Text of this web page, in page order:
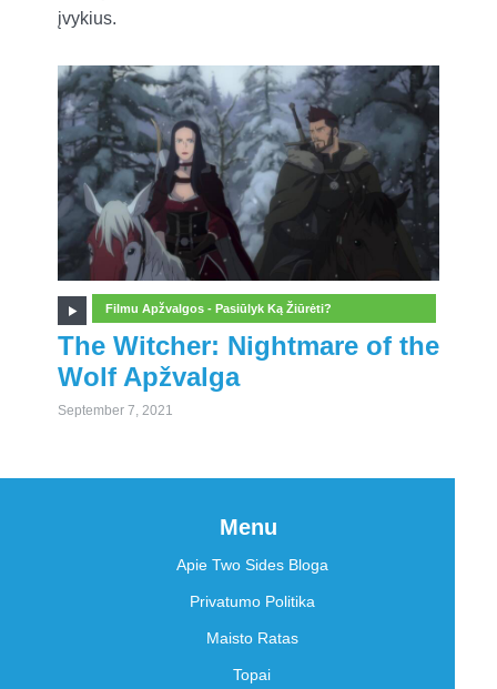
įvykius.
Filmu Apžvalgos - Pasiūlyk Ką Žiūrėti?
The Witcher: Nightmare of the
Wolf Apžvalga
September 7, 2021
Menu
Apie Two Sides Bloga
Privatumo Politika
Maisto Ratas
Topai